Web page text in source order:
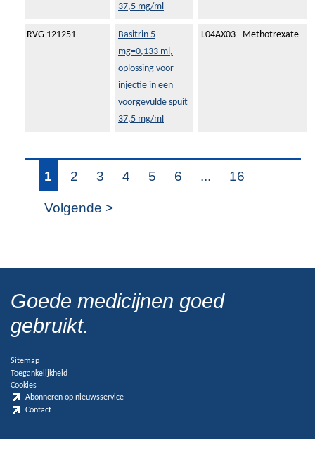
37,5 mg/ml
RVG 121251
Basitrin 5
mg=0,133 ml,
oplossing voor
injectie in een
voorgevulde spuit
37,5 mg/ml
L04AX03 - Methotrexate
1 2 3 4 5 6 ... 16
Volgende >
Goede medicijnen goed
gebruikt.
Sitemap
Toegankelijkheid
Cookies
Abonneren op nieuwsservice
Contact